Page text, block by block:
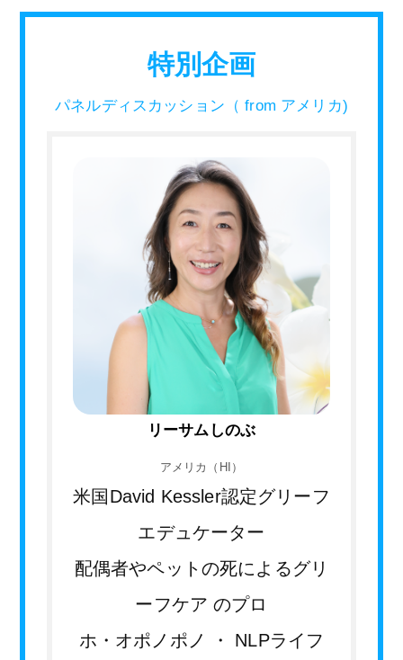
特別企画
パネルディスカッション（ from アメリカ)
リーサムしのぶ
アメリカ（HI）
米国David Kessler認定グリーフ
エデュケーター
配偶者やペットの死によるグリ
ーフケア のプロ
ホ・オポノポノ ・ NLPライフ